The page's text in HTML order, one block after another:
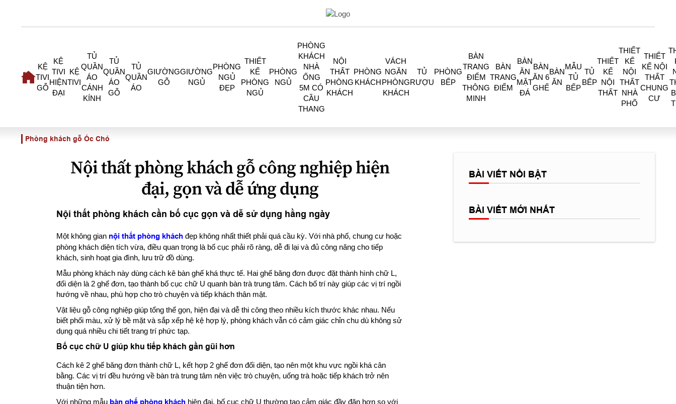
KỆ
TIVI
GỖ
KỆ
TIVI
HIỆN
ĐẠI
KỆ
TIVI
TỦ
QUẦN
ÁO
CÁNH
KÍNH
TỦ
QUẦN
ÁO
GỖ
TỦ
QUẦN
ÁO
GIƯỜNG
GỖ
GIƯỜNG
NGỦ
PHÒNG
NGỦ
ĐẸP
THIẾT
KẾ
PHÒNG
NGỦ
PHÒNG
NGỦ
PHÒNG
KHÁCH
NHÀ
ỐNG
5M CÓ
CẦU
THANG
NỘI
THẤT
PHÒNG
KHÁCH
PHÒNG
KHÁCH
VÁCH
NGĂN
PHÒNG
KHÁCH
TỦ
RƯỢU
PHÒNG
BẾP
BÀN
TRANG
ĐIỂM
THÔNG
MINH
BÀN
TRANG
ĐIỂM
BÀN
ĂN
MẶT
ĐÁ
BÀN
ĂN 6
GHẾ
BÀN
ĂN
MẪU
TỦ
BẾP
TỦ
BẾP
THIẾT
KẾ
NỘI
THẤT
THIẾT
KẾ
NỘI
THẤT
NHÀ
PHỐ
THIẾT
KẾ NỘI
THẤT
CHUNG
CƯ
Phòng khách gỗ Óc Chó
Nội thất phòng khách gỗ công nghiệp hiện
đại, gọn và dễ ứng dụng
Nội thất phòng khách cần bố cục gọn và dễ sử dụng hằng ngày
Một không gian nội thất phòng khách đẹp không nhất thiết phải quá cầu kỳ. Với nhà phố, chung cư hoặc
phòng khách diện tích vừa, điều quan trọng là bố cục phải rõ ràng, dễ đi lại và đủ công năng cho tiếp
khách, sinh hoạt gia đình, lưu trữ đồ dùng.
Mẫu phòng khách này dùng cách kê bàn ghế khá thực tế. Hai ghế băng đơn được đặt thành hình chữ L,
đối diện là 2 ghế đơn, tạo thành bố cục chữ U quanh bàn trà trung tâm. Cách bố trí này giúp các vị trí ngồi
hướng về nhau, phù hợp cho trò chuyện và tiếp khách thân mật.
Vật liệu gỗ công nghiệp giúp tổng thể gọn, hiện đại và dễ thi công theo nhiều kích thước khác nhau. Nếu
biết phối màu, xử lý bề mặt và sắp xếp hệ kệ hợp lý, phòng khách vẫn có cảm giác chỉn chu dù không sử
dụng quá nhiều chi tiết trang trí phức tạp.
Bố cục chữ U giúp khu tiếp khách gần gũi hơn
Cách kê 2 ghế băng đơn thành chữ L, kết hợp 2 ghế đơn đối diện, tạo nên một khu vực ngồi khá cân
bằng. Các vị trí đều hướng về bàn trà trung tâm nên việc trò chuyện, uống trà hoặc tiếp khách trở nên
thuận tiện hơn.
Với những mẫu bàn ghế phòng khách hiện đại, bố cục chữ U thường tạo cảm giác đầy đặn hơn so với
BÀI VIẾT NỔI BẬT
BÀI VIẾT MỚI NHẤT